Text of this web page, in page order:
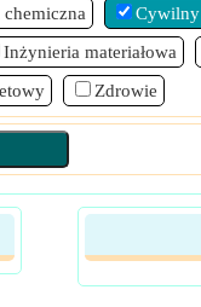
Cywilny
Inżynieria materiałowa
Zdrowie